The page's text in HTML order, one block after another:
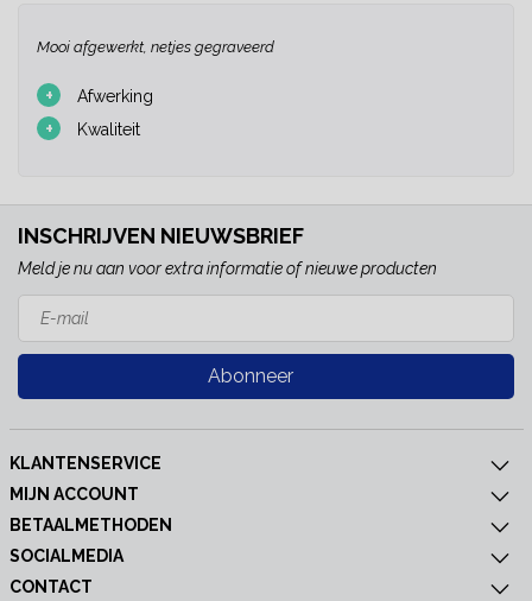
Mooi afgewerkt, netjes gegraveerd
+ Afwerking
+ Kwaliteit
INSCHRIJVEN NIEUWSBRIEF
Meld je nu aan voor extra informatie of nieuwe producten
Abonneer
KLANTENSERVICE
MIJN ACCOUNT
BETAALMETHODEN
SOCIALMEDIA
CONTACT